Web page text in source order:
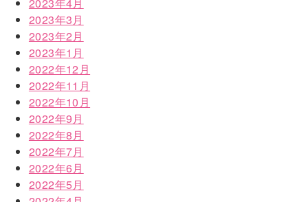
2023年3月
2023年2月
2023年1月
2022年12月
2022年11月
2022年10月
2022年9月
2022年8月
2022年7月
2022年6月
2022年5月